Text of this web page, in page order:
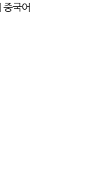
중국어